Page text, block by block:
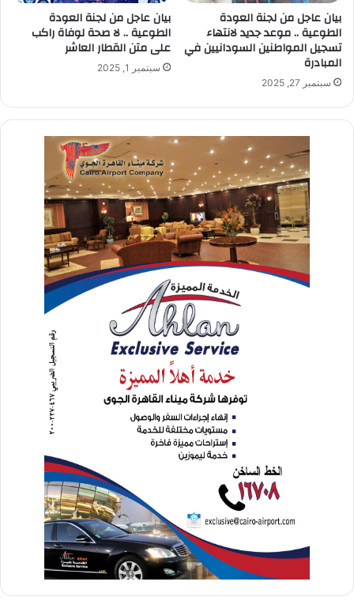
بيان عاجل من لجنة العودة
الطوعية .. موعد جديد لانتهاء
تسجيل المواطنين السودانيين في
المبادرة
سبتمبر 27, 2025
بيان عاجل من لجنة العودة
الطوعية .. لا صحة لوفاة راكب
على متن القطار العاشر
سبتمبر 1, 2025